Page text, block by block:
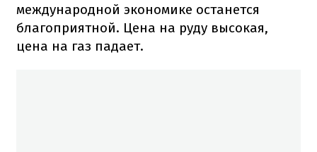
международной экономике останется
благоприятной. Цена на руду высокая,
цена на газ падает.